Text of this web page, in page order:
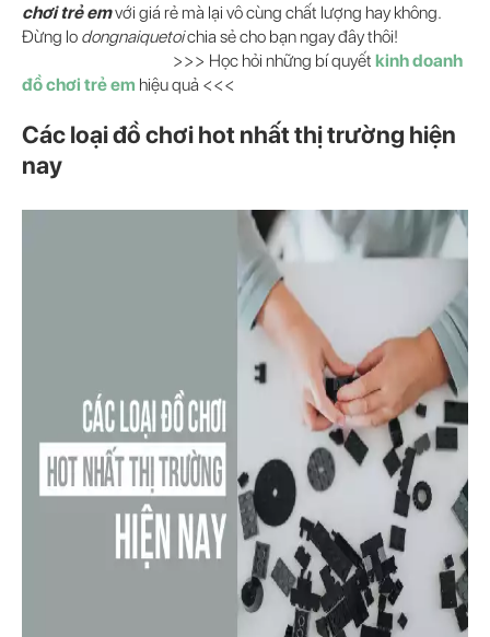
chơi trẻ emvới giá rẻ mà lại vô cùng chất lượng hay không.
Đừng lo dongnaiquetoichia sẻ cho bạn ngay đây thôi!
>>> Học hỏi những bí quyết kinh doanh
đồ chơi trẻ em hiệu quả <<<
Các loại đồ chơi hot nhất thị trường hiện
nay